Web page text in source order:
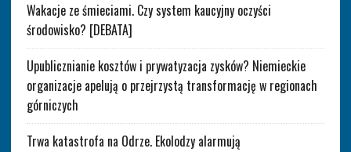
Wakacje ze śmieciami. Czy system kaucyjny oczyści
środowisko? [DEBATA]
Upublicznianie kosztów i prywatyzacja zysków? Niemieckie
organizacje apelują o przejrzystą transformację w regionach
górniczych
Trwa katastrofa na Odrze. Ekolodzy alarmują